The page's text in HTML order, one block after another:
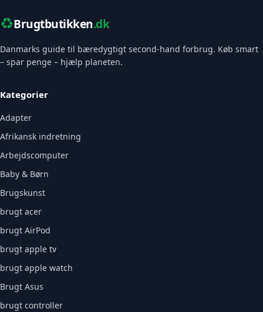
♻️Brugtbutikken.dk
Danmarks guide til bæredygtigt second-hand forbrug. Køb smart
– spar penge – hjælp planeten.
Kategorier
Adapter
Afrikansk indretning
Arbejdscomputer
Baby & Børn
Brugskunst
brugt acer
brugt AirPod
brugt apple tv
brugt apple watch
Brugt Asus
brugt controller